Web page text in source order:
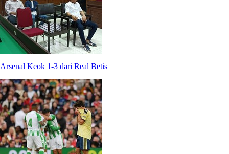
Arsenal Keok 1-3 dari Real Betis